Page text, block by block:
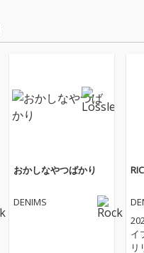
おかしなやつばかり
DENIMS
イ
リ